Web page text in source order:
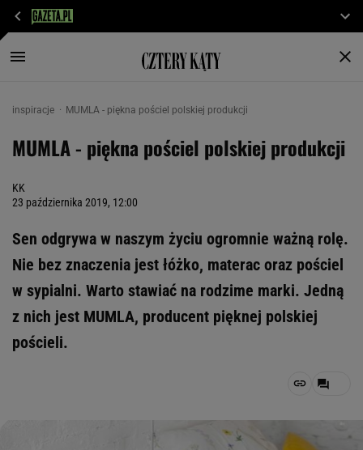
inspiracje MUMLA - piękna pościel polskiej produkcji
MUMLA - piękna pościel polskiej produkcji
KK
23 października 2019, 12:00
Sen odgrywa w naszym życiu ogromnie ważną rolę.
Nie bez znaczenia jest łóżko, materac oraz pościel
w sypialni. Warto stawiać na rodzime marki. Jedną
z nich jest MUMLA, producent pięknej polskiej
pościeli.